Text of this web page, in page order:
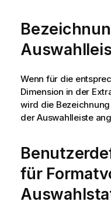
Wenn für die
Dimension in der
wird die
der Auswahlleiste
für